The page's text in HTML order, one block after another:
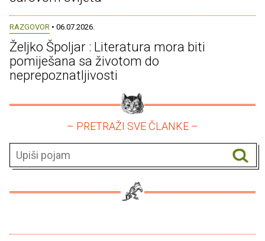
RAZGOVOR • 06.07.2026.
Željko Špoljar : Literatura mora biti
pomiješana sa životom do
neprepoznatljivosti
– PRETRAŽI SVE ČLANKE –